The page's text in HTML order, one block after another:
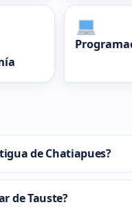
de Chatiapues?
de Tauste?